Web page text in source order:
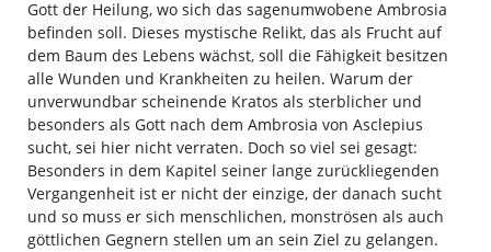
Gott der Heilung, wo sich das sagenumwobene Ambrosia
befinden soll. Dieses mystische Relikt, das als Frucht auf
dem Baum des Lebens wächst, soll die Fähigkeit besitzen
alle Wunden und Krankheiten zu heilen. Warum der
unverwundbar scheinende Kratos als sterblicher und
besonders als Gott nach dem Ambrosia von Asclepius
sucht, sei hier nicht verraten. Doch so viel sei gesagt:
Besonders in dem Kapitel seiner lange zurückliegenden
Vergangenheit ist er nicht der einzige, der danach sucht
und so muss er sich menschlichen, monströsen als auch
göttlichen Gegnern stellen um an sein Ziel zu gelangen.